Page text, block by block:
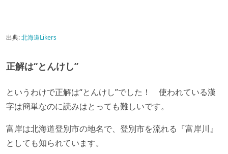
出典:北海道Likers
正解は“とんけし”
というわけで正解は“とんけし”でした！ 使われている漢
字は簡単なのに読みはとっても難しいです。
富岸は北海道登別市の地名で、登別市を流れる『富岸川』
としても知られています。